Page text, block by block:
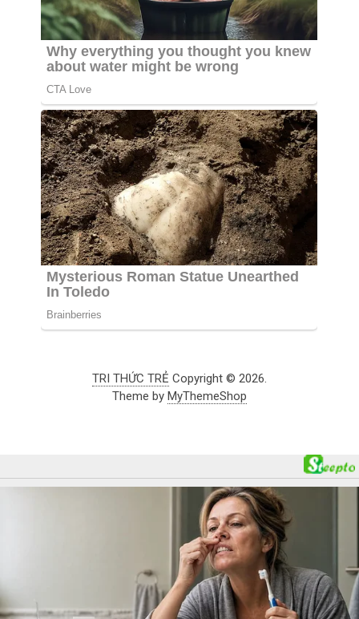
TRI THỨC TRẺ Copyright © 2026.
Theme by MyThemeShop